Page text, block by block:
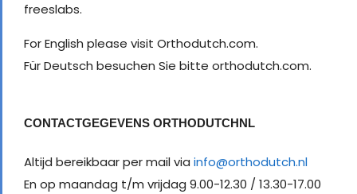
freeslabs.
For English please visit Orthodutch.com.
Für Deutsch besuchen Sie bitte orthodutch.com.
CONTACTGEGEVENS ORTHODUTCHNL
Altijd bereikbaar per mail via info@orthodutch.nl
En op maandag t/m vrijdag 9.00-12.30 / 13.30-17.00